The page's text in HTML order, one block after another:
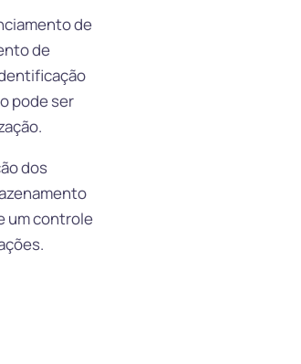
de
de
pode ser
dos
um controle